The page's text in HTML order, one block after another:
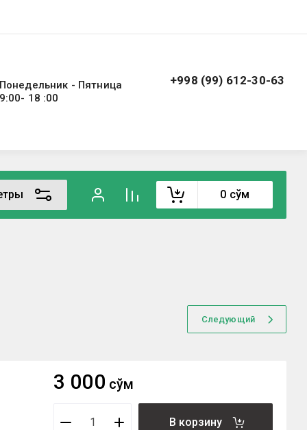
- Пятница
18 :00
+998 (99) 612-30-63
0 сўм
Следующий
3 000 сўм
В корзину